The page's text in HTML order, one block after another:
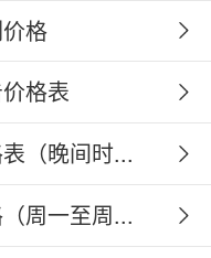
格
格表
（晚间时...
周一至周...